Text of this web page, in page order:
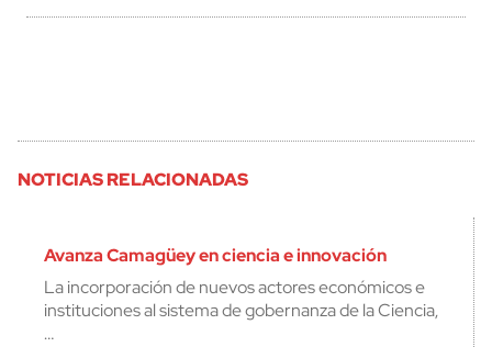
NOTICIAS RELACIONADAS
Avanza Camagüey en ciencia e innovación
La incorporación de nuevos actores económicos e
instituciones al sistema de gobernanza de la Ciencia,
…